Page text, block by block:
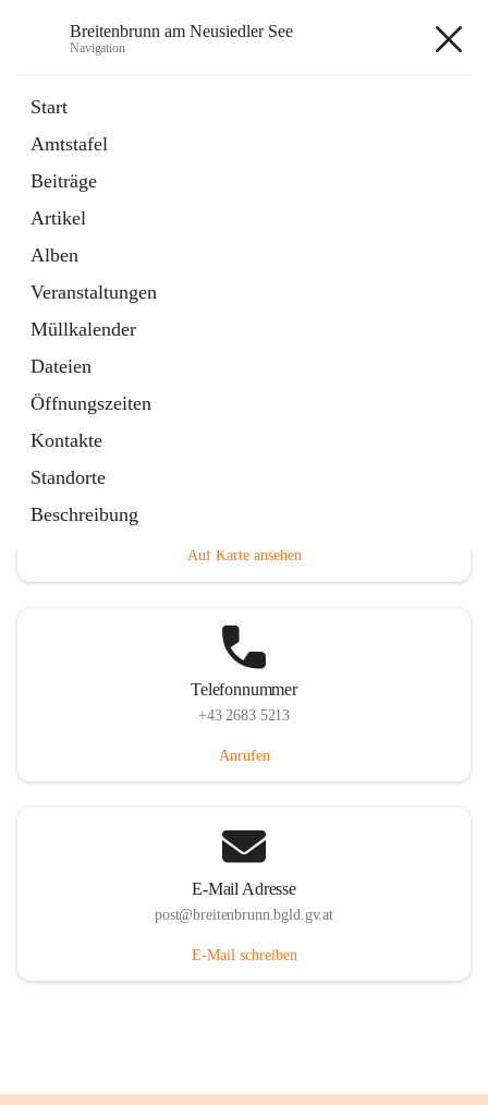
Breitenbrunn am Neusiedler See
Navigation
Start
Amtstafel
Beiträge
Artikel
Alben
Veranstaltungen
Müllkalender
Dateien
Öffnungszeiten
Kontakte
Standorte
Beschreibung
18 Schnellzugriffe
Gemeindeservice
Auf Karte ansehen
Telefonnummer
+43 2683 5213
Anrufen
E-Mail Adresse
post@breitenbrunn.bgld.gv.at
E-Mail schreiben